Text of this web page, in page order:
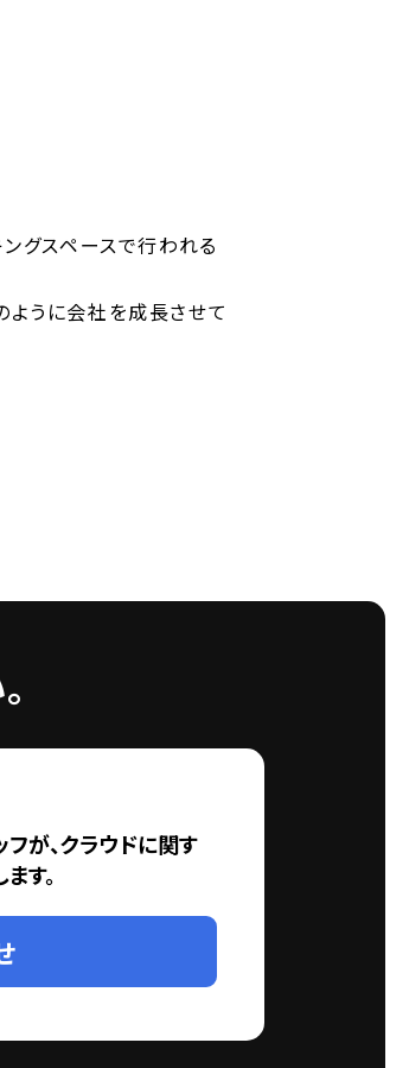
グスペースで行われる
ように会社を成長させて
が、クラウドに関す
す。